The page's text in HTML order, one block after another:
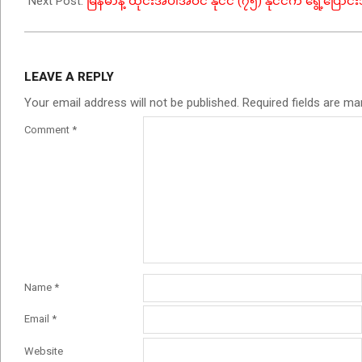
LEAVE A REPLY
Your email address will not be published. Required fields are
Comment *
Name *
Email *
Website